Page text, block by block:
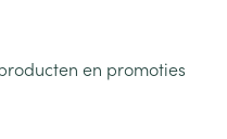
en promoties